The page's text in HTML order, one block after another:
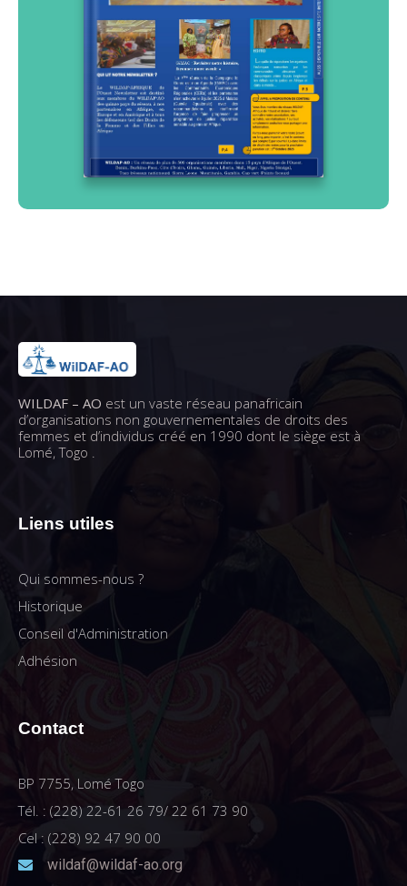
WILDAF – AO est un vaste réseau panafricain
d’organisations non gouvernementales de droits des
femmes et d’individus créé en 1990 dont le siège est à
Lomé, Togo .
Liens utiles
Qui sommes-nous ?
Historique
Conseil d'Administration
Adhésion
Contact
BP 7755, Lomé Togo
Tél. : (228) 22-61 26 79/ 22 61 73 90
Cel : (228) 92 47 90 00
wildaf@wildaf-ao.org